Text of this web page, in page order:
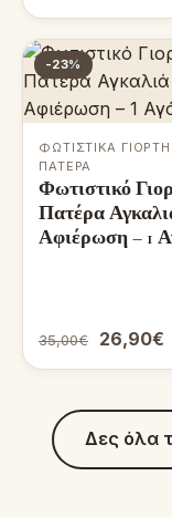
-23%
ΦΩΤΙΣΤΙΚΆ ΓΙΟΡΤΉ
ΠΑΤΈΡΑ
Φωτιστικό
Πατέρα
Αφιέρωση – 1
35,00€ 26,90€
Δες όλα